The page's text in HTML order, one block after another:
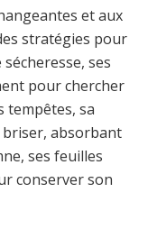
et aux
stratégies pour
ses
pour chercher
tempêtes, sa
absorbant
ses feuilles
conserver son